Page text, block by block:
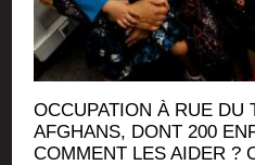
OCCUPATION À RUE DU
AFGHANS, DONT 200
COMMENT LES AIDER ?